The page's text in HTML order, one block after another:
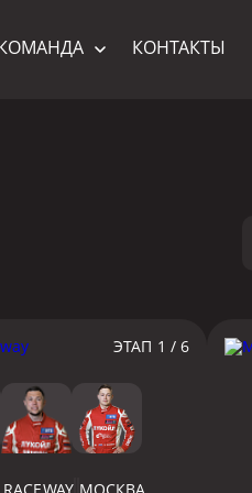
КОНТАКТЫ
ЭТАП 1 / 6